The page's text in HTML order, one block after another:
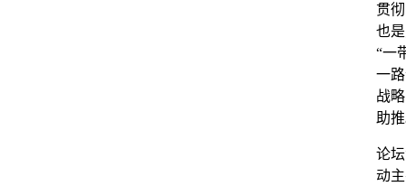
贯
也
“一
一
战
助
论
动